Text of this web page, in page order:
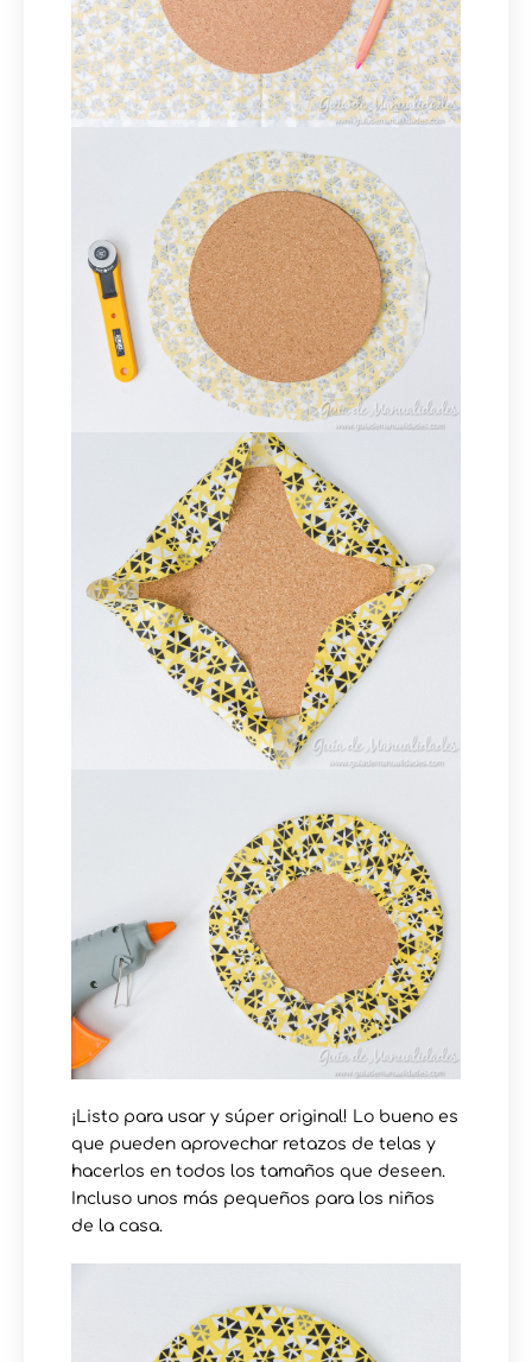
¡Listo para usar y súper original! Lo bueno es
que pueden aprovechar retazos de telas y
hacerlos en todos los tamaños que deseen.
Incluso unos más pequeños para los niños
de la casa.